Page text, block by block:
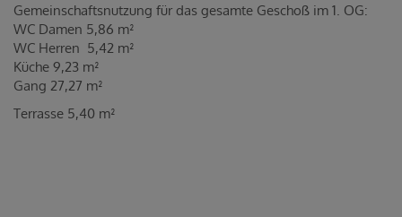
Gemeinschaftsnutzung für das gesamte Geschoß im 1. OG:
WC Damen 5,86 m²
WC Herren 5,42 m²
Küche 9,23 m²
Gang 27,27 m²
Terrasse 5,40 m²